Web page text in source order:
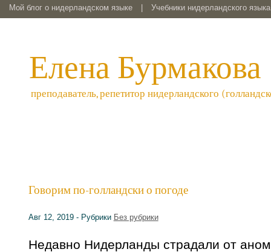
Мой блог о нидерландском языке Учебники нидерландского
Елена Бурмакова
преподаватель, репетитор нидерландского
Говорим по-голландски о погоде
Авг 12, 2019 - Рубрики Без рубрики
Недавно Нидерланды страдали от